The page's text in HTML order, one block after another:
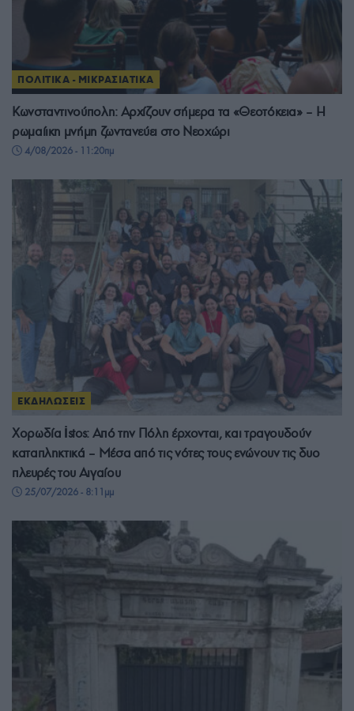
ΠΟΛΙΤΙΚΑ - ΜΙΚΡΑΣΙΑΤΙΚΑ
Κωνσταντινούπολη: Αρχίζουν σήμερα τα «Θεοτόκεια» – Η
ρωμαίικη μνήμη ζωντανεύει στο Νεοχώρι
4/08/2026 - 11:20πμ
ΕΚΔΗΛΩΣΕΙΣ
Χορωδία İstos: Από την Πόλη έρχονται, και τραγουδούν
καταπληκτικά – Μέσα από τις νότες τους ενώνουν τις δυο
πλευρές του Αιγαίου
25/07/2026 - 8:11μμ